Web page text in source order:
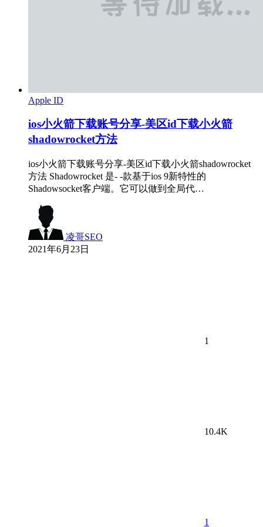
Apple ID
ios小火箭下载账号分享-美区id下载小火箭
shadowrocket方法
ios小火箭下载账号分享-美区id下载小火箭shadowrocket
方法 Shadowrocket 是- -款基于ios 9新特性的
Shadowsocket客户端。它可以做到全局代…
凌哥SEO
2021年6月23日
1
10.4K
1